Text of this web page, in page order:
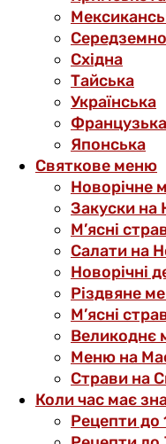
Східна
Тайська
Українська
Французька
Японська
Святкове меню
Новорічне
Закуски на
М’ясні
Салати на
Новорічні
Різдвяне
М’ясні
Великоднє
Меню на
Страви на
Коли час має
Рецепти до